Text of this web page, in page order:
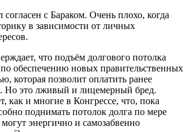
с Бараком. Очень плохо, когда
в зависимости от личных
что подъём долгового потолка
по обеспечению новых правительственных
которая позволит оплатить ранее
Но это лживый и лицемерный бред.
как и многие в Конгрессе, что, пока
поднимать потолок долга по мере
энергично и самозабвенно